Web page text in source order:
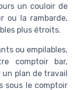
un couloir de
ou la rambarde,
plus étroits.
ou empilables,
comptoir bar,
plan de travail
sous le comptoir